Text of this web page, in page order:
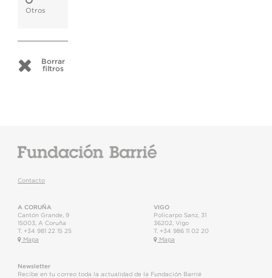
Otros
Borrar
filtros
Contacto
A CORUÑA
Cantón Grande, 9
15003
A Coruña
T. +34 981 22 15 25
Mapa
VIGO
Policarpo Sanz, 31
36202 Vigo
T. +34 986 11 02 20
Mapa
Newsletter
Recibe en tu correo toda la actualidad de la Fundación Barrié